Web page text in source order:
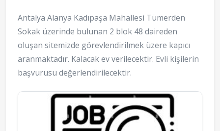
Antalya Alanya Kadıpaşa Mahallesi Tümerden
Sokak üzerinde bulunan 2 blok 48 daireden
oluşan sitemizde görevlendirilmek üzere kapıcı
aranmaktadır. Kalacak ev verilecektir. Evli kişilerin
başvurusu değerlendirilecektir.